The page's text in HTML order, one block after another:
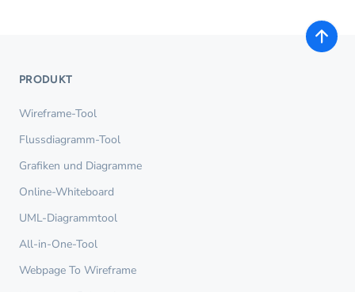
PRODUKT
Wireframe-Tool
Flussdiagramm-Tool
Grafiken und Diagramme
Online-Whiteboard
UML-Diagrammtool
All-in-One-Tool
Webpage To Wireframe